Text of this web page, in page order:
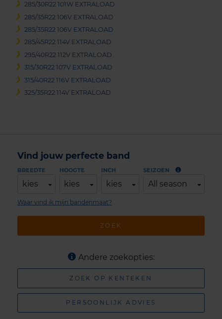
285/30R22 101W EXTRALOAD
285/35R22 106V EXTRALOAD
285/35R22 106V EXTRALOAD
285/45R22 114V EXTRALOAD
295/40R22 112V EXTRALOAD
315/30R22 107V EXTRALOAD
315/40R22 116V EXTRALOAD
325/35R22 114V EXTRALOAD
Vind jouw perfecte band
BREEDTE
kies
HOOGTE
kies
INCH
kies
SEIZOEN
All season
ZOEK
Waar vind ik mijn bandenmaat?
Andere zoekopties:
ZOEK OP KENTEKEN
PERSOONLIJK ADVIES